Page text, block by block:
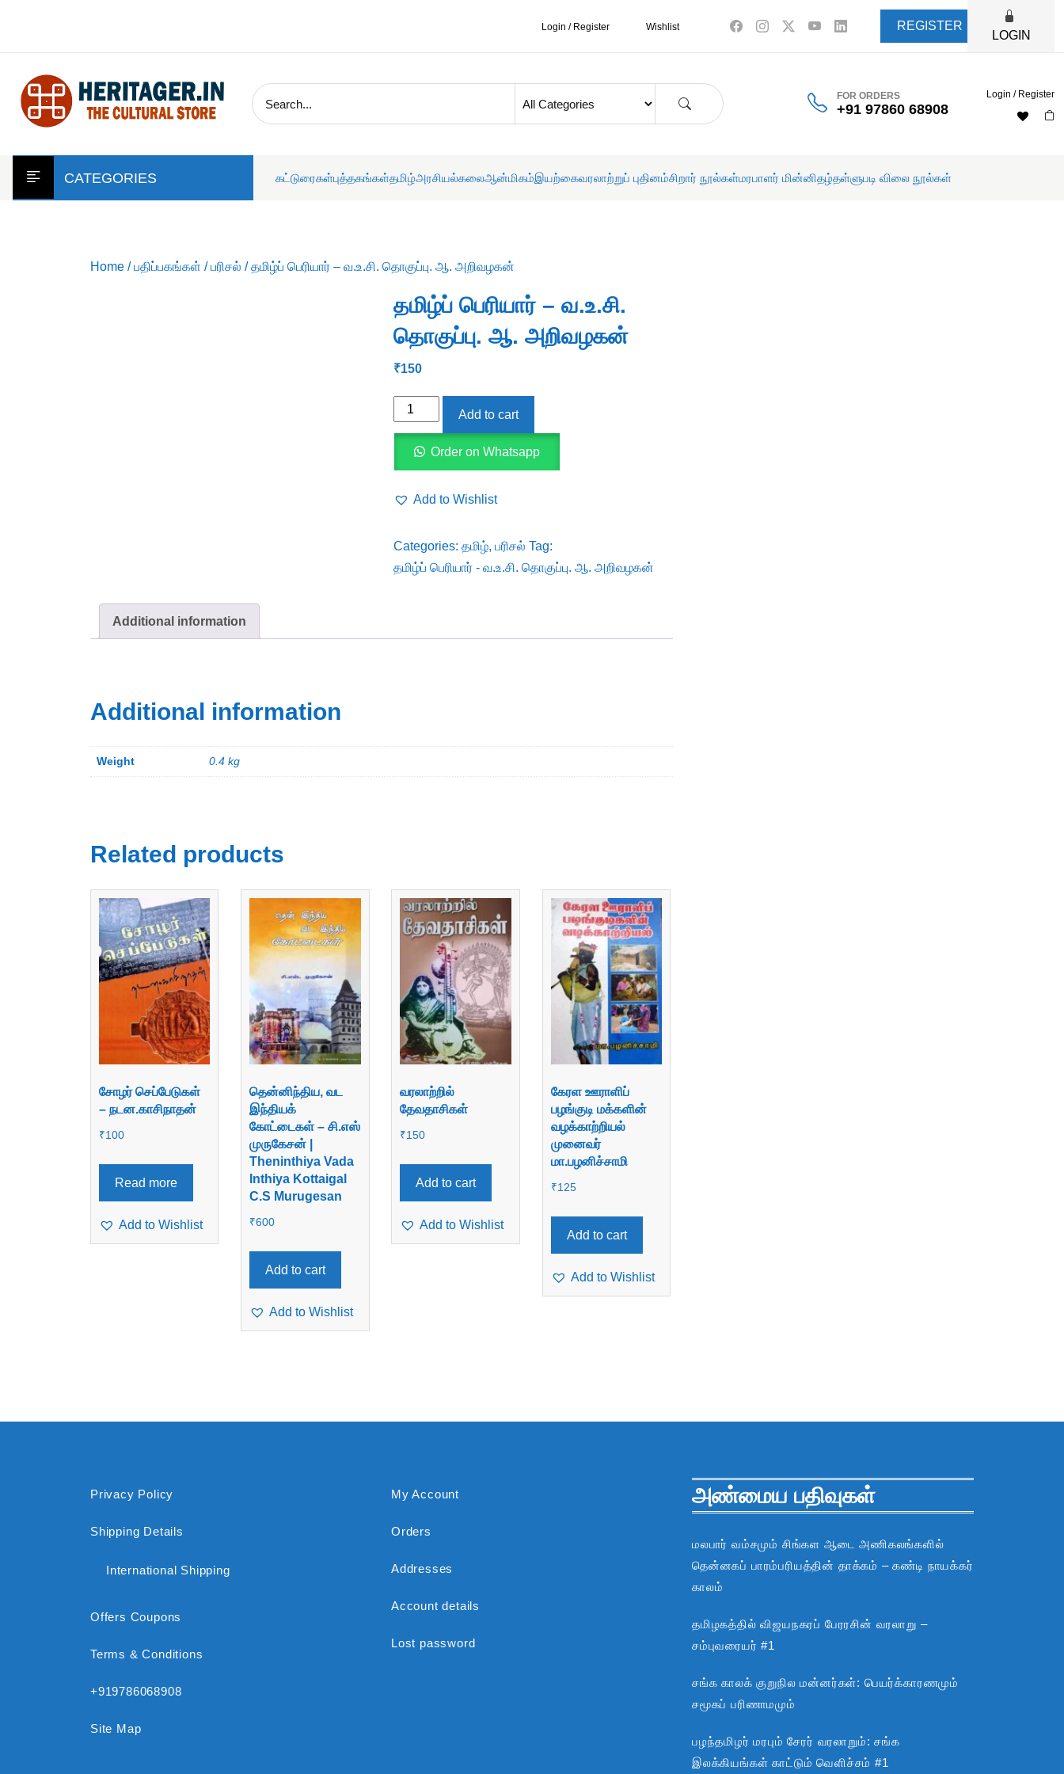
Login / Register Wishlist REGISTER
LOGIN
FOR ORDERS
+91 97860 68908
Login / Register
CATEGORIES கட்டுரைகள்புத்தகங்கள்தமிழ்அரசியல்கலைஆன்மிகம்இயற்கைவரலாற்றுப் புதினம்சிறார் நூல்கள்மரபாளர் மின்னிதழ்தள்ளுபடி விலை நூல்கள்
Home /பதிப்பகங்கள் /பரிசல் / தமிழ்ப் பெரியார் – வ.உ.சி. தொகுப்பு. ஆ. அறிவழகன்
தமிழ்ப் பெரியார் – வ.உ.சி.
தொகுப்பு. ஆ. அறிவழகன்
₹150
தமிழ்ப்
வ.உ.சி.
தொகுப்பு.
quantity
Add to cart
Order on Whatsapp
Add to Wishlist
Categories: தமிழ், பரிசல் Tag:
தமிழ்ப் பெரியார் - வ.உ.சி. தொகுப்பு. ஆ. அறிவழகன்
Additional information
Additional information
Weight 0.4 kg
Related products
சோழர் செப்பேடுகள்
– நடன.காசிநாதன்
₹100
Read more
Add to Wishlist
தென்னிந்திய, வட
இந்தியக்
கோட்டைகள் – சி.எஸ்
முருகேசன் |
Theninthiya Vada
Inthiya Kottaigal
C.S Murugesan
₹600
Add to cart
Add to Wishlist
வரலாற்றில்
தேவதாசிகள்
₹150
Add to cart
Add to Wishlist
கேரள ஊராளிப்
பழங்குடி மக்களின்
வழக்காற்றியல்
முனைவர்
மா.பழனிச்சாமி
₹125
Add to cart
Add to Wishlist
Privacy Policy
Shipping Details
International Shipping
Offers Coupons
Terms & Conditions
+919786068908
Site Map
My Account
Orders
Addresses
Account details
Lost password
அண்மைய பதிவுகள்
மலபார் வம்சமும் சிங்கள ஆடை அணிகலங்களில்
தென்னகப் பாரம்பரியத்தின் தாக்கம் – கண்டி நாயக்கர்
காலம்
தமிழகத்தில் விஜயநகரப் பேரரசின் வரலாறு –
சம்புவரையர் #1
சங்க காலக் குறுநில மன்னர்கள்: பெயர்க்காரணமும்
சமூகப் பரிணாமமும்
பழந்தமிழர் மரபும் சேரர் வரலாறும்: சங்க
இலக்கியங்கள் காட்டும் வெளிச்சம் #1